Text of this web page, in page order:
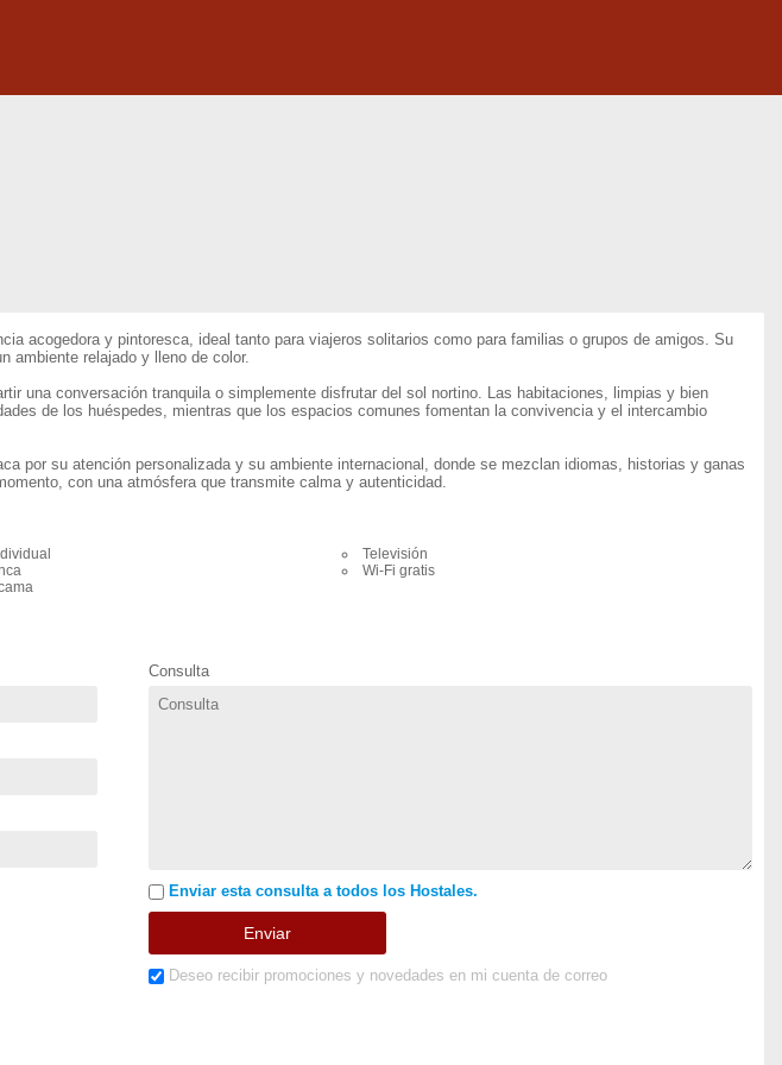
acogedora y pintoresca, ideal tanto para viajeros solitarios como para familias o grupos de amigos. Su
ambiente relajado y lleno de color.
una conversación tranquila o simplemente disfrutar del sol nortino. Las habitaciones, limpias y bien
de los huéspedes, mientras que los espacios comunes fomentan la convivencia y el intercambio
por su atención personalizada y su ambiente internacional, donde se mezclan idiomas, historias y ganas
con una atmósfera que transmite calma y autenticidad.
Televisión
Wi-Fi gratis
Consulta
Enviar esta consulta a todos los Hostales.
Deseo recibir promociones y novedades en mi cuenta de correo